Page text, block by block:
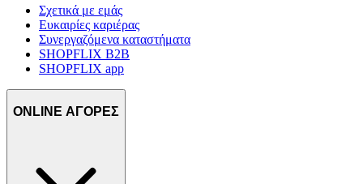
Σχετικά με εμάς
Ευκαιρίες καριέρας
Συνεργαζόμενα καταστήματα
SHOPFLIX B2B
SHOPFLIX app
ONLINE ΑΓΟΡΕΣ